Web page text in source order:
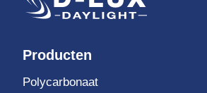
Producten
Polycarbonaat